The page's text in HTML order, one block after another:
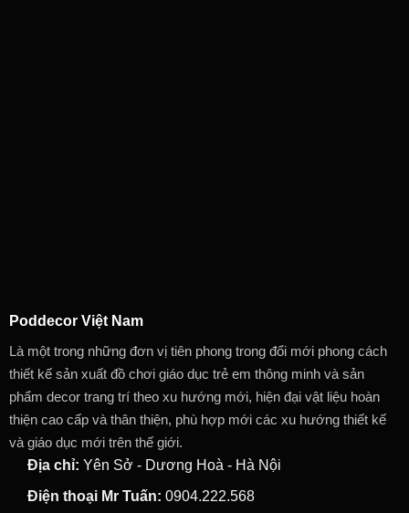
Poddecor Việt Nam
Là một trong những đơn vị tiên phong trong đổi mới phong cách
thiết kế sản xuất đồ chơi giáo dục trẻ em thông minh và sản
phẩm decor trang trí theo xu hướng mới, hiện đại vật liệu hoàn
thiện cao cấp và thân thiện, phù hợp mới các xu hướng thiết kế
và giáo dục mới trên thế giới.
Địa chỉ: Yên Sở - Dương Hoà - Hà Nội
Điện thoại Mr Tuấn: 0904.222.568